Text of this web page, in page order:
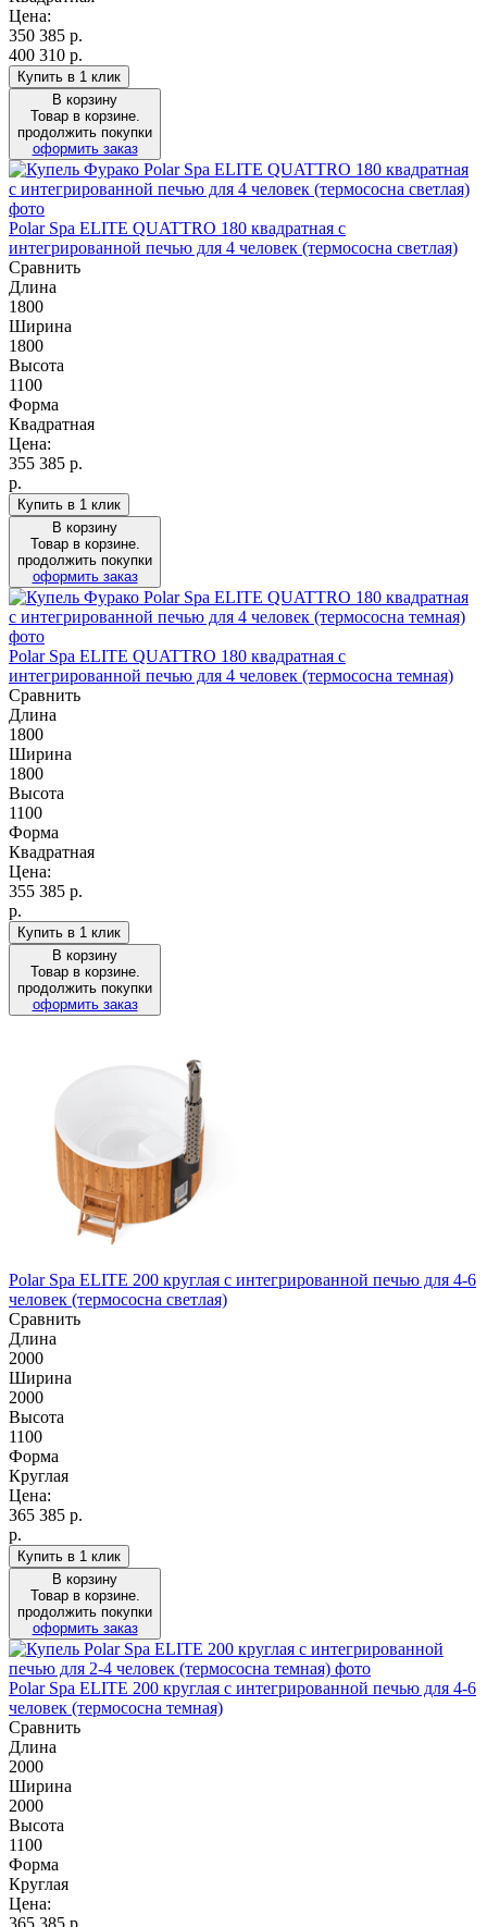
Цена:
350 385 р.
400 310 р.
Купить в 1 клик
В корзину
Товар в корзине.
продолжить покупки
оформить заказ
Polar Spa ELITE QUATTRO 180 квадратная с
интегрированной печью для 4 человек (термососна светлая)
Сравнить
Длина
1800
Ширина
1800
Высота
1100
Форма
Квадратная
Цена:
355 385 р.
р.
Купить в 1 клик
В корзину
Товар в корзине.
продолжить покупки
оформить заказ
Polar Spa ELITE QUATTRO 180 квадратная с
интегрированной печью для 4 человек (термососна темная)
Сравнить
Длина
1800
Ширина
1800
Высота
1100
Форма
Квадратная
Цена:
355 385 р.
р.
Купить в 1 клик
В корзину
Товар в корзине.
продолжить покупки
оформить заказ
Polar Spa ELITE 200 круглая с интегрированной печью для 4-6
человек (термососна светлая)
Сравнить
Длина
2000
Ширина
2000
Высота
1100
Форма
Круглая
Цена:
365 385 р.
р.
Купить в 1 клик
В корзину
Товар в корзине.
продолжить покупки
оформить заказ
Polar Spa ELITE 200 круглая с интегрированной печью для 4-6
человек (термососна темная)
Сравнить
Длина
2000
Ширина
2000
Высота
1100
Форма
Круглая
Цена:
365 385 р.